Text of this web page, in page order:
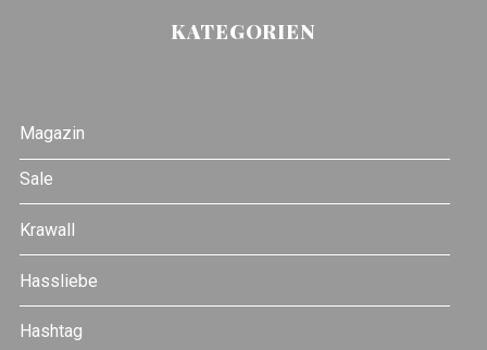
KATEGORIEN
Magazin
Sale
Krawall
Hassliebe
Hashtag